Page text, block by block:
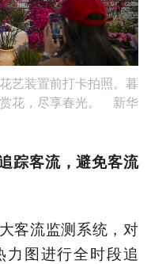
艺装置前打卡拍照。暮
花，尽享春光。 新华
踪客流，避免客流
客流监测系统，对
图进行全时段追